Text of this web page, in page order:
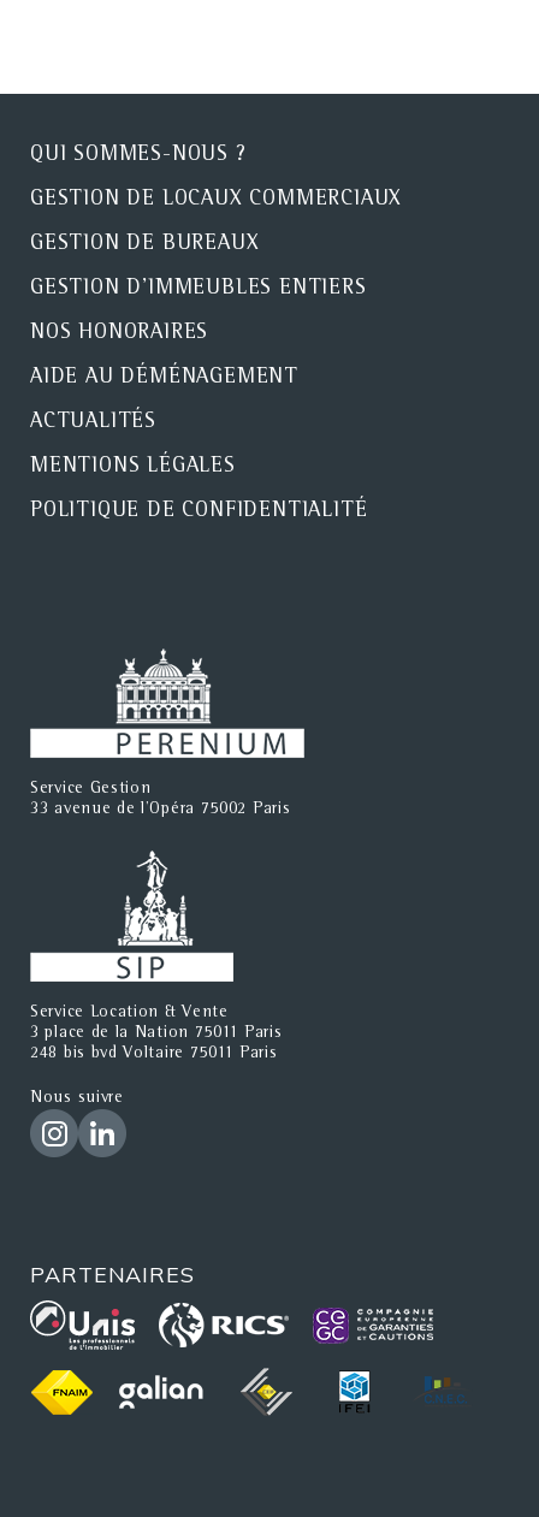
QUI SOMMES-NOUS ?
GESTION DE LOCAUX COMMERCIAUX
GESTION DE BUREAUX
GESTION D'IMMEUBLES ENTIERS
NOS HONORAIRES
AIDE AU DÉMÉNAGEMENT
ACTUALITÉS
MENTIONS LÉGALES
POLITIQUE DE CONFIDENTIALITÉ
Service Gestion
33 avenue de l'Opéra 75002 Paris
Service Location & Vente
3 place de la Nation 75011 Paris
248 bis bvd Voltaire 75011 Paris
Nous suivre
PARTENAIRES